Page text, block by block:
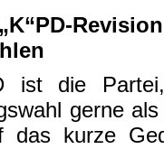
ist die
gerne
das kurze